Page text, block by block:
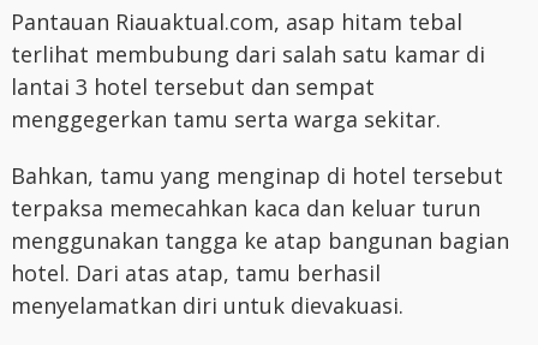
Pantauan Riauaktual.com, asap hitam tebal
terlihat membubung dari salah satu kamar di
lantai 3 hotel tersebut dan sempat
menggegerkan tamu serta warga sekitar.
Bahkan, tamu yang menginap di hotel tersebut
terpaksa memecahkan kaca dan keluar turun
menggunakan tangga ke atap bangunan bagian
hotel. Dari atas atap, tamu berhasil
menyelamatkan diri untuk dievakuasi.